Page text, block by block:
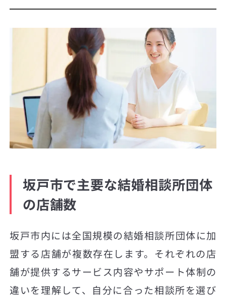
坂戸市で主要な結婚相談所団体
の店舗数
坂戸市内には全国規模の結婚相談所団体に加
盟する店舗が複数存在します。それぞれの店
舗が提供するサービス内容やサポート体制の
違いを理解して、自分に合った相談所を選び